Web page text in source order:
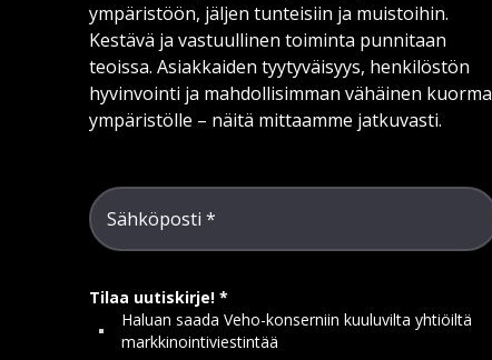
ympäristöön, jäljen tunteisiin ja muistoihin.
Kestävä ja vastuullinen toiminta punnitaan
teoissa. Asiakkaiden tyytyväisyys, henkilöstön
hyvinvointi ja mahdollisimman vähäinen kuorma
ympäristölle – näitä mittaamme jatkuvasti.
Sähköposti
Tilaa uutiskirje!
Haluan saada Veho-konserniin kuuluvilta yhtiöiltä
markkinointiviestintää